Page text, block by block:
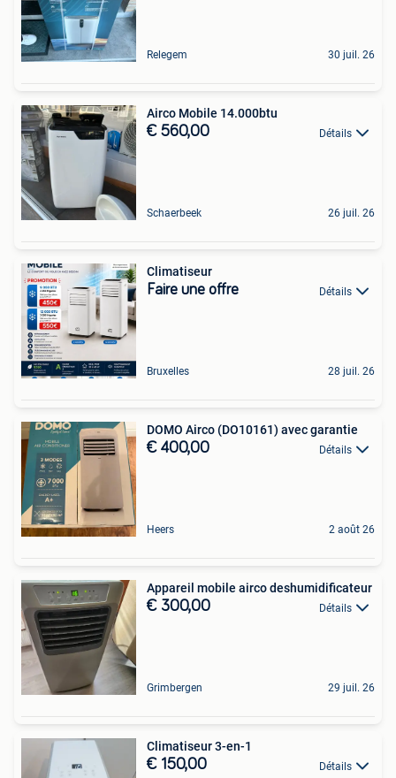
Relegem 30 juil. 26
Airco Mobile 14.000btu
€ 560,00 Détails
Schaerbeek 26 juil. 26
Climatiseur
Faire une offre Détails
Bruxelles 28 juil. 26
DOMO Airco (DO10161) avec garantie
€ 400,00 Détails
Heers 2 août 26
Appareil mobile airco deshumidificateur
€ 300,00 Détails
Grimbergen 29 juil. 26
Climatiseur 3-en-1
€ 150,00 Détails